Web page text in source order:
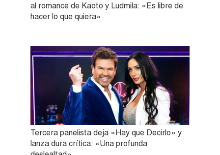
al romance de Kaoto y Ludmila: «Es libre de
hacer lo que quiera»
Tercera panelista deja «Hay que Decirlo» y
lanza dura crítica: «Una profunda